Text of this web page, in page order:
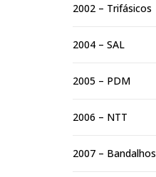
2002 – Trifásicos
2004 – SAL
2005 – PDM
2006 – NTT
2007 – Bandalhos